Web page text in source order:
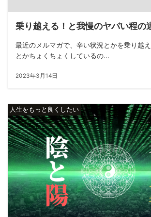
乗り越える！と我慢のヤバい程の
最近のメルマガで、辛い状況とかを乗り越
とかちょくちょくしているの...
2023年3月14日
人生をもっと良くしたい